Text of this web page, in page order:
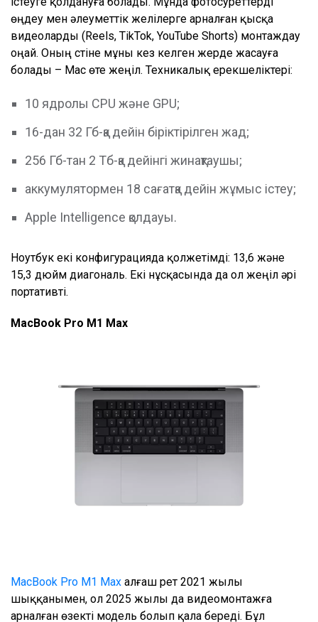
өңдеу мен әлеуметтік желілерге арналған қысқа
видеоларды (Reels, TikTok, YouTube Shorts) монтаждау
оңай. Оның үстіне мұны кез келген жерде жасауға
болады – Mac өте жеңіл. Техникалық ерекшеліктері:
10 ядролы CPU және GPU;
16-дан 32 Гб-қа дейін біріктірілген жад;
256 Гб-тан 2 Тб-қа дейінгі жинақтаушы;
аккумулятормен 18 сағатқа дейін жұмыс істеу;
Apple Intelligence қолдауы.
Ноутбук екі конфигурацияда қолжетімді: 13,6 және
15,3 дюйм диагональ. Екі нұсқасында да ол жеңіл әрі
портативті.
MacBook Pro M1 Max
MacBook Pro M1 Max алғаш рет 2021 жылы
шыққанымен, ол 2025 жылы да видеомонтажға
арналған өзекті модель болып қала береді. Бұл